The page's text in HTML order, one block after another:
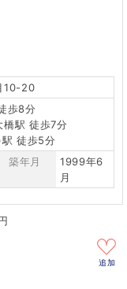
10-20
歩8分
橋駅 徒歩7分
徒歩5分
築年月
1999年6
月
追加